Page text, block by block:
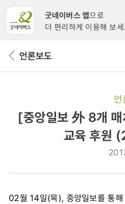
굿네이버스 앱으로
더 편리하게 이용해 보세
뒤 언론보도
언
[중앙일보 外 8개
교육 후원
02월 14일(목), 중앙일보를 통해